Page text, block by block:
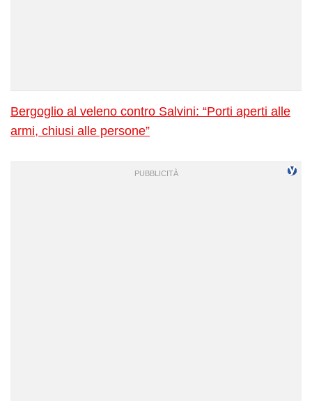
Bergoglio al veleno contro Salvini: “Porti aperti alle
armi, chiusi alle persone”